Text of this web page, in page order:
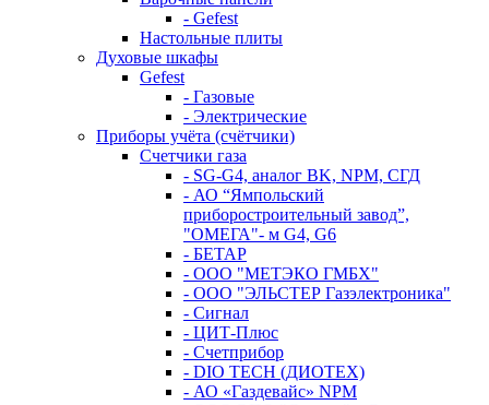
- Gefest
Настольные плиты
Духовые шкафы
Gefest
- Газовые
- Электрические
Приборы учёта (счётчики)
Счетчики газа
- SG-G4, аналог BK, NPM, СГД
- АО “Ямпольский
приборостроительный завод”,
"ОМЕГА"- м G4, G6
- БЕТАР
- ООО "МЕТЭКО ГМБХ"
- ООО "ЭЛЬСТЕР Газэлектроника"
- Сигнал
- ЦИТ-Плюс
- Счетприбор
- DIO TECH (ДИОТЕХ)
- АО «Газдевайс» NPM